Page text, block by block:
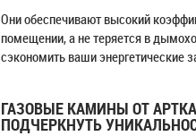
Они обеспечивают высокий
помещении, а не теряется в
сэкономить ваши энергетические
ГАЗОВЫЕ КАМИНЫ ОТ
ПОДЧЕРКНУТЬ